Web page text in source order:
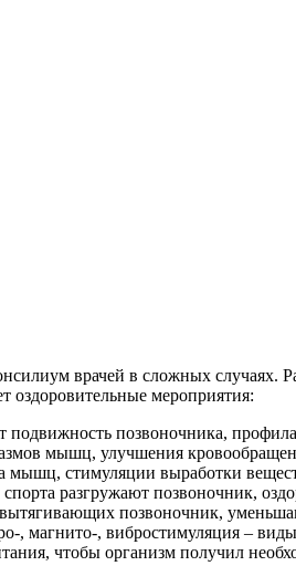
врачей в сложных случаях.
оздоровительные мероприятия:
подвижность позвоночника,
мышц, улучшения
мышц, стимуляции выработки
разгружают позвоночник,
позвоночник,
, магнито-, вибростимуляция
чтобы организм получил